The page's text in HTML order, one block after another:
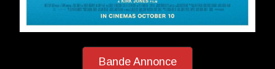
Bande Annonce